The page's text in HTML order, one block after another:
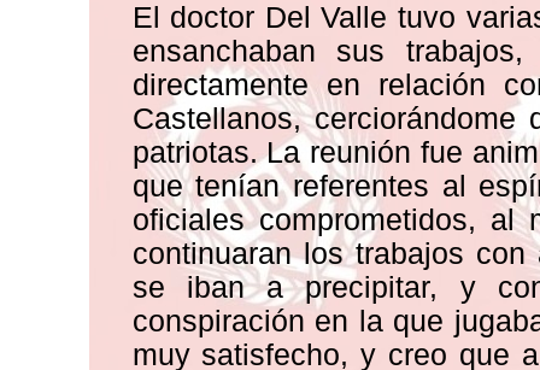
El doctor Del Valle tuvo
ensanchaban sus
directamente en relación
Castellanos,
patriotas. La reunión fue
que tenían referentes al
oficiales comprometidos,
continuaran los trabajos
se iban a precipitar, y
conspiración en la que
muy satisfecho, y creo que